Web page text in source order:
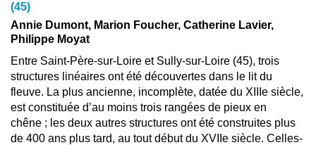
(45)
Annie Dumont, Marion Foucher, Catherine Lavier,
Philippe Moyat
Entre Saint-Père-sur-Loire et Sully-sur-Loire (45), trois
structures linéaires ont été découvertes dans le lit du
fleuve. La plus ancienne, incomplète, datée du XIIIe siècle,
est constituée d’au moins trois rangées de pieux en
chêne ; les deux autres structures ont été construites plus
de 400 ans plus tard, au tout début du XVIIe siècle. Celles-